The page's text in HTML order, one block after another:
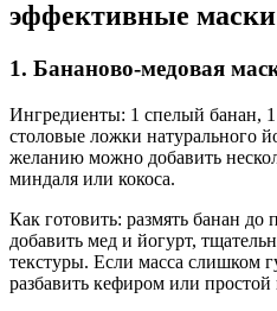
эффективные
1. Бананово-медовая
Ингредиенты: 1 спелый банан, 1
столовые ложки натурального
желанию можно добавить
миндаля или кокоса.
Как готовить: размять банан до
добавить мед и йогурт,
текстуры. Если масса слишком
разбавить кефиром или простой